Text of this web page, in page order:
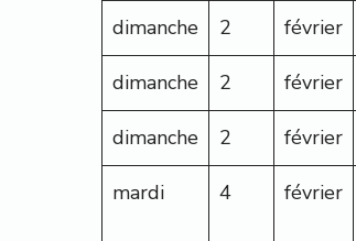
dimanche 2 février
dimanche 2 février
dimanche 2 février
mardi 4 février